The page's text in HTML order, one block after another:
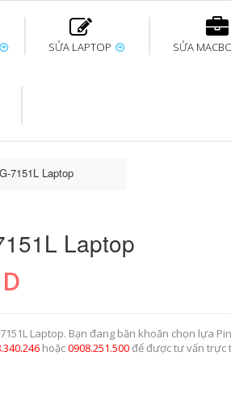
SỬA LAPTOP
Thay màn hình Thay Pin
SỬA
pin Macbook Thay màn hình
Sửa Surface không
7151L Laptop
Laptop
Laptop. Bạn đang băn khoăn chọn lựa
hoặc0908.251.500để được tư vấn trực